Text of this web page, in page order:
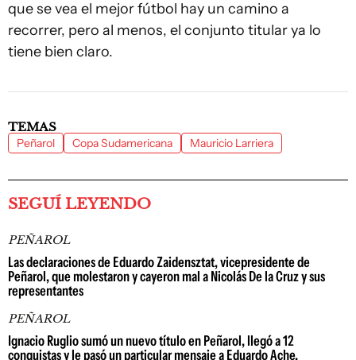
que se vea el mejor fútbol hay un camino a
recorrer, pero al menos, el conjunto titular ya lo
tiene bien claro.
TEMAS
Peñarol Copa Sudamericana Mauricio Larriera
SEGUÍ LEYENDO
PEÑAROL
Las declaraciones de Eduardo Zaidensztat, vicepresidente de
Peñarol, que molestaron y cayeron mal a Nicolás De la Cruz y sus
representantes
PEÑAROL
Ignacio Ruglio sumó un nuevo título en Peñarol, llegó a 12
conquistas y le pasó un particular mensaje a Eduardo Ache,